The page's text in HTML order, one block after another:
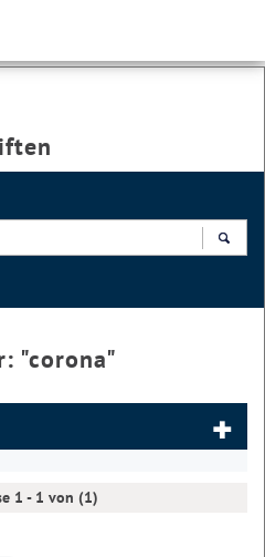
"corona"
1 - 1 von (1)